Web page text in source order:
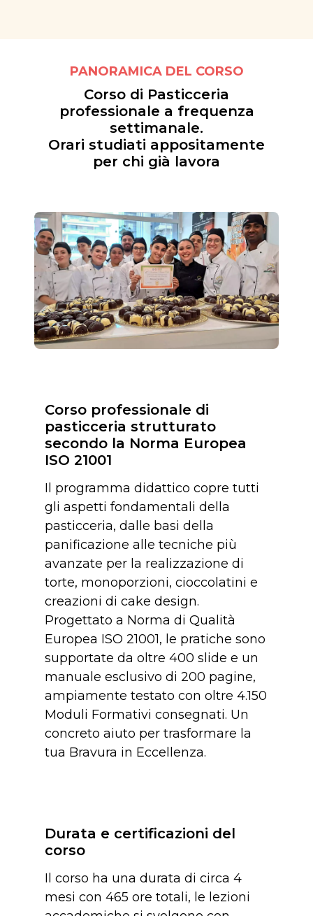
PANORAMICA DEL CORSO
Corso di Pasticceria
professionale a frequenza
settimanale.
Orari studiati appositamente
per chi già lavora
Corso professionale di
pasticceria strutturato
secondo la Norma Europea
ISO 21001
Il programma didattico copre tutti
gli aspetti fondamentali della
pasticceria, dalle basi della
panificazione alle tecniche più
avanzate per la realizzazione di
torte, monoporzioni, cioccolatini e
creazioni di cake design.
Progettato a Norma di Qualità
Europea ISO 21001, le pratiche sono
supportate da oltre 400 slide e un
manuale esclusivo di 200 pagine,
ampiamente testato con oltre 4.150
Moduli Formativi consegnati. Un
concreto aiuto per trasformare la
tua Bravura in Eccellenza.
Durata e certificazioni del
corso
Il corso ha una durata di circa 4
mesi con 465 ore totali, le lezioni